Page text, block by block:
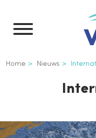
naar
inhoud
Kruimelpad
Home Nieuws